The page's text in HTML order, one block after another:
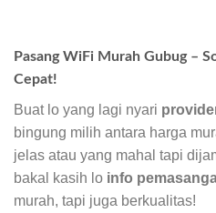
Pasang WiFi Murah Gubug –
Cepat!
Buat lo yang lagi nyari
bingung milih antara harga
jelas atau yang mahal tapi
bakal kasih lo info
murah, tapi juga berkualitas!